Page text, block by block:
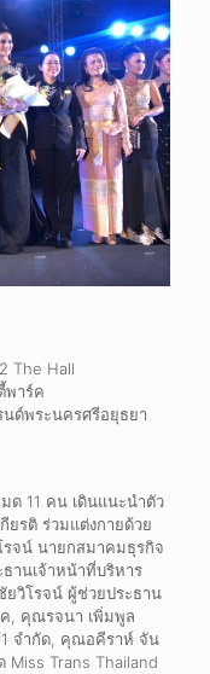
The Hall
พาร์ค
ด์พระนครศรีอยุธยา
ด 11 คน เดินแนะนำตัว
ยรติ ร่วมแต่งกายด้วย
จน์ นายกสมาคมธุรกิจ
านเจ้าหน้าที่บริหาร
วิโรจน์ ผู้ช่วยประธาน
, คุณรจนา เพิ่มพูล
จำกัด, คุณอคีราห์ จัน
Miss Trans Thailand